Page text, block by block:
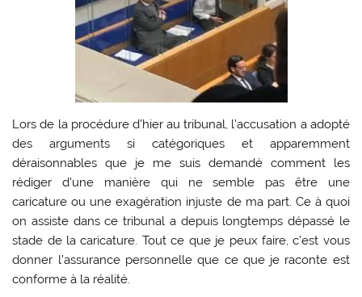
Lors de la procédure d’hier au tribunal, l’accusation a adopté
des arguments si catégoriques et apparemment
déraisonnables que je me suis demandé comment les
rédiger d’une manière qui ne semble pas être une
caricature ou une exagération injuste de ma part. Ce à quoi
on assiste dans ce tribunal a depuis longtemps dépassé le
stade de la caricature. Tout ce que je peux faire, c’est vous
donner l’assurance personnelle que ce que je raconte est
conforme à la réalité.